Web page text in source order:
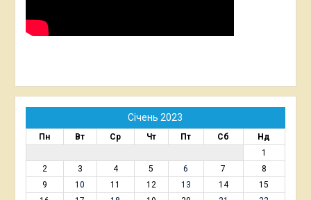
Січень 2023
Пн Вт Ср Чт Пт Сб
Нд
1
2
3 4 5 6 7
8
9
10 11 12 13 14
15